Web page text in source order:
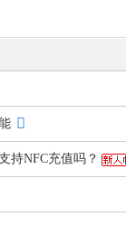
持NFC充值吗？